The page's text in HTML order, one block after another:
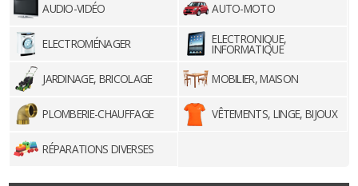
AUDIO-VIDÉO AUTO-MOTO
ELECTROMÉNAGER ELECTRONIQUE,
INFORMATIQUE
JARDINAGE, BRICOLAGE
MOBILIER, MAISON
PLOMBERIE-CHAUFFAGE VÊTEMENTS, LINGE, BIJOUX
RÉPARATIONS DIVERSES